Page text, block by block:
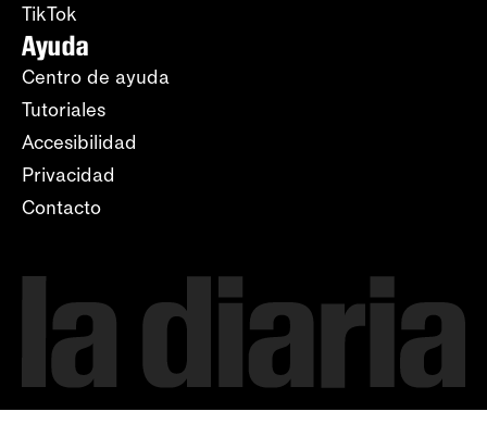
TikTok
Ayuda
Centro de ayuda
Tutoriales
Accesibilidad
Privacidad
Contacto